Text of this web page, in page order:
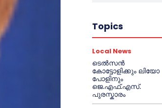
Topics
Local News
ടെൽസൻ
കോട്ടോളിക്കും ലിയോ
പോളിനും
ജെ.എഫ്.എസ്.
പുരസ്കാരം